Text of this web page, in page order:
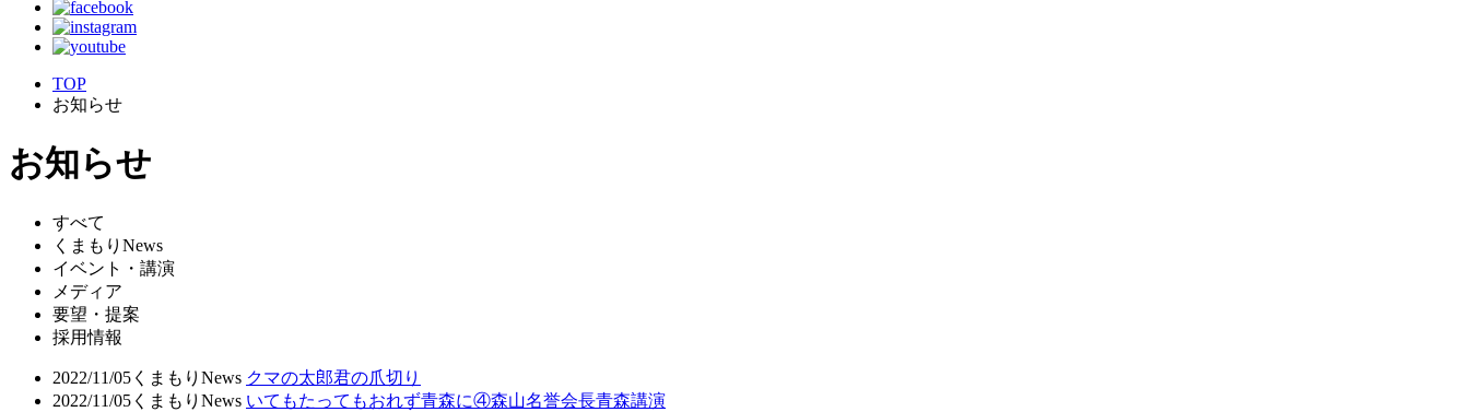
TOP
お知らせ
お知らせ
すべて
くまもりNews
イベント・講演
メディア
要望・提案
採用情報
2022/11/05 くまもりNews クマの太郎君の爪切り
2022/11/05 くまもりNews いてもたってもおれず青森に④森山名誉会長青森講演